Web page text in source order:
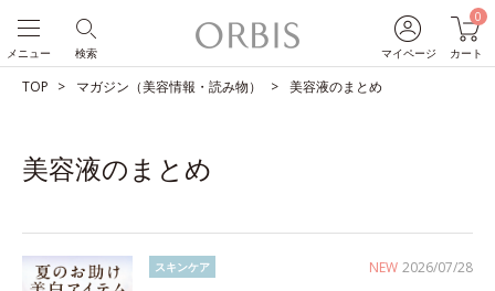
マイページ
0
カート
検索
メニュー
TOP マガジン（美容情報・読み物） 美容液のまとめ
美容液のまとめ
NEW 2026/07/28
スキンケア